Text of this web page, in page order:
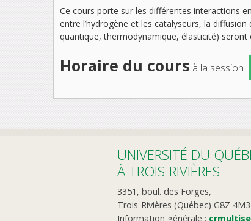
Ce cours porte sur les différentes interactions
entre l’hydrogène et les catalyseurs, la
quantique, thermodynamique, élasticité) seront
Horaire du cours à la session
UNIVERSITÉ DU
À TROIS-RIVIÈRES
3351, boul. des Forges,
Trois-Rivières (Québec) G8Z 4M3
Information générale :